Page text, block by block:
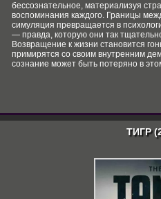
бессознательное, материализуя
воспоминания каждого. Границы
симуляция превращается в
— правда, которую они так
Возвращение к жизни становится
примирятся со своим внутренним
сознание может быть потеряно в
ТИГР